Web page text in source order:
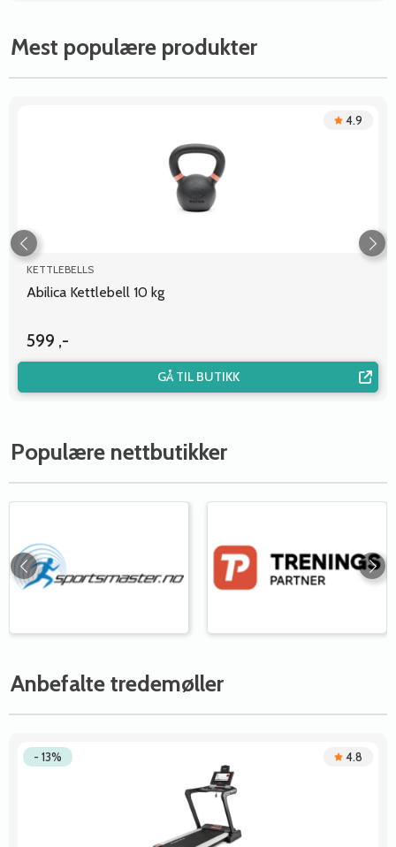
Mest populære produkter
4.9
KETTLEBELLS
Abilica Kettlebell 10 kg
599 ,-
GÅ TIL BUTIKK
Populære nettbutikker
Anbefalte tredemøller
- 13% 4.8